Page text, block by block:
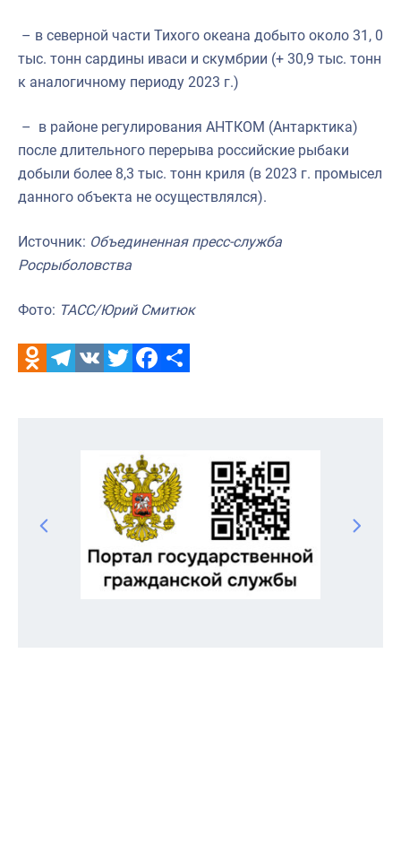
– в северной части Тихого океана добыто около 31, 0
тыс. тонн сардины иваси и скумбрии (+ 30,9 тыс. тонн
к аналогичному периоду 2023 г.)
– в районе регулирования АНТКОМ (Антарктика)
после длительного перерыва российские рыбаки
добыли более 8,3 тыс. тонн криля (в 2023 г. промысел
данного объекта не осуществлялся).
Источник: Объединенная пресс-служба
Росрыболовства
Фото: ТАСС/Юрий Смитюк